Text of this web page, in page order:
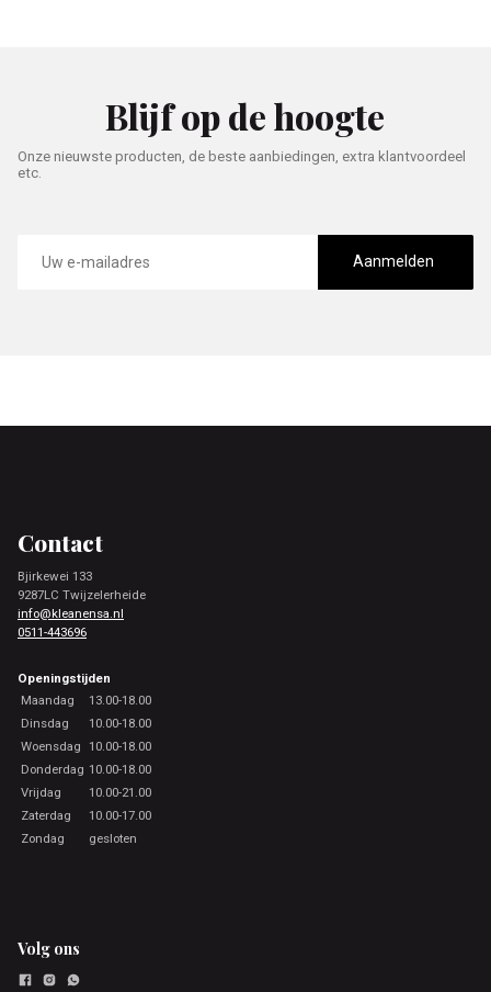
Blijf op de hoogte
Onze nieuwste producten, de beste aanbiedingen, extra klantvoordeel
etc.
mailadres
Aanmelden
Contact
Bjirkewei 133
9287LC Twijzelerheide
info@kleanensa.nl
0511-443696
Openingstijden
Maandag
13.00-18.00
Dinsdag
10.00-18.00
Woensdag 10.00-18.00
Donderdag 10.00-18.00
Vrijdag
10.00-21.00
Zaterdag
10.00-17.00
Zondag
gesloten
Volg ons